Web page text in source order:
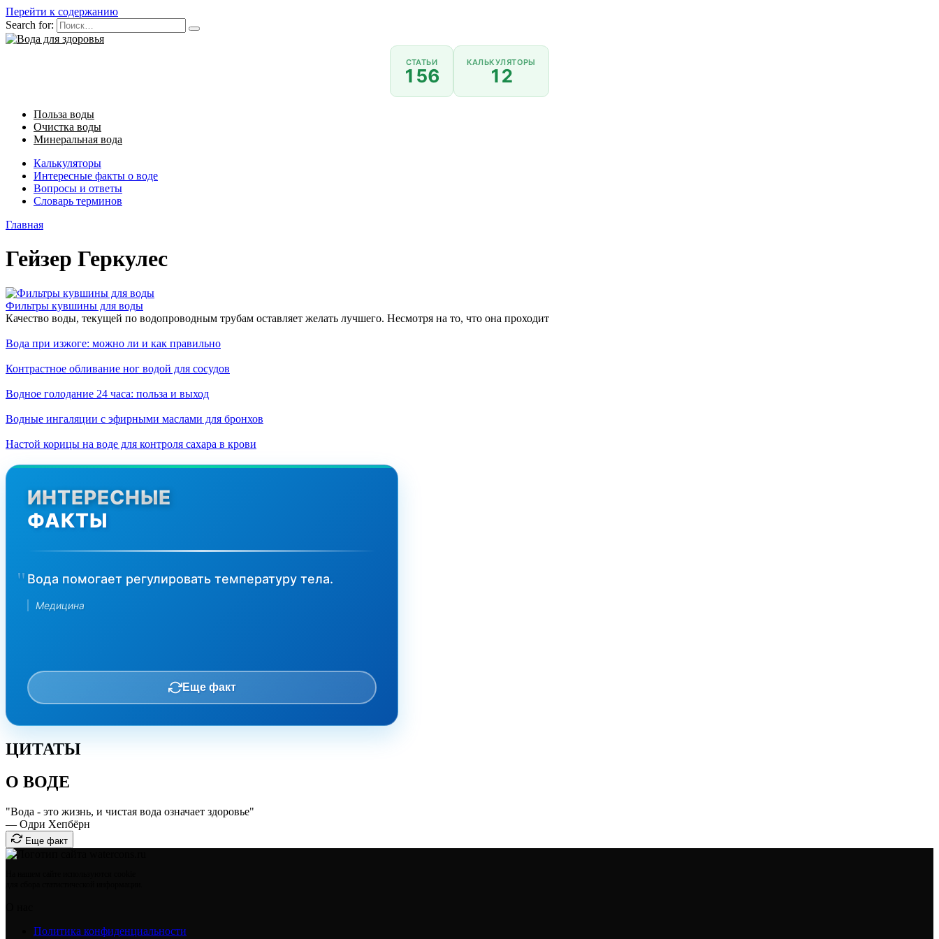
Перейти к содержанию
Search for:
СТАТЬИ
156
КАЛЬКУЛЯТОРЫ
12
Польза воды
Очистка воды
Минеральная вода
Калькуляторы
Интересные факты о воде
Вопросы и ответы
Словарь терминов
Главная
Гейзер Геркулес
Фильтры кувшины для воды
Качество воды, текущей по водопроводным трубам оставляет желать лучшего. Несмотря на то, что она проходит
Вода при изжоге: можно ли и как правильно
Контрастное обливание ног водой для сосудов
Водное голодание 24 часа: польза и выход
Водные ингаляции с эфирными маслами для бронхов
Настой корицы на воде для контроля сахара в крови
ИНТЕРЕСНЫЕ
ФАКТЫ
Вода помогает регулировать температуру тела.
Медицина
Еще факт
ЦИТАТЫ
О ВОДЕ
"Вода - это жизнь, и чистая вода означает здоровье"
— Одри Хепбёрн
Еще факт
Политика конфиденциальности